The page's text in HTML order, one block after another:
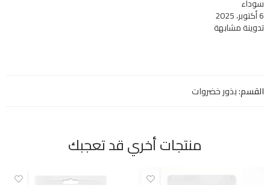
سوداء
6 أكتوبر، 2025
تدوينة مشابهة
القسم:بذور خضروات
منتجات أخري قد تعجبك